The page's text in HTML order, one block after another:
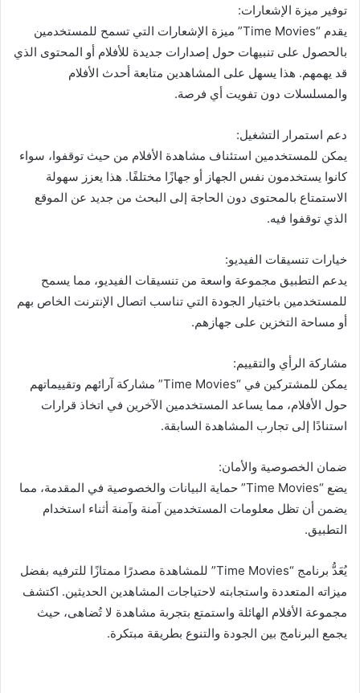
توفير ميزة الإشعارات:
يقدم “Time Movies” ميزة الإشعارات التي تسمح للمستخدمين
بالحصول على تنبيهات حول إصدارات جديدة للأفلام أو المحتوى الذي
قد يهمهم. هذا يسهل على المشاهدين متابعة أحدث الأفلام
والمسلسلات دون تفويت أي فرصة.
دعم استمرار التشغيل:
يمكن للمستخدمين استئناف مشاهدة الأفلام من حيث توقفوا، سواء
كانوا يستخدمون نفس الجهاز أو جهازًا مختلفًا. هذا يعزز سهولة
الاستمتاع بالمحتوى دون الحاجة إلى البحث من جديد عن الموقع
الذي توقفوا فيه.
خيارات تنسيقات الفيديو:
يدعم التطبيق مجموعة واسعة من تنسيقات الفيديو، مما يسمح
للمستخدمين باختيار الجودة التي تناسب اتصال الإنترنت الخاص بهم
أو مساحة التخزين على جهازهم.
مشاركة الرأي والتقييم:
يمكن للمشتركين في “Time Movies” مشاركة آرائهم وتقييماتهم
حول الأفلام، مما يساعد المستخدمين الآخرين في اتخاذ قرارات
استنادًا إلى تجارب المشاهدة السابقة.
ضمان الخصوصية والأمان:
يضع “Time Movies” حماية البيانات والخصوصية في المقدمة، مما
يضمن أن تظل معلومات المستخدمين آمنة وآمنة أثناء استخدام
التطبيق.
يُعَدُّ برنامج “Time Movies” للمشاهدة مصدرًا ممتازًا للترفيه بفضل
ميزاته المتعددة واستجابته لاحتياجات المشاهدين الحديثين. اكتشف
مجموعة الأفلام الهائلة واستمتع بتجربة مشاهدة لا تُضاهى، حيث
يجمع البرنامج بين الجودة والتنوع بطريقة مبتكرة.